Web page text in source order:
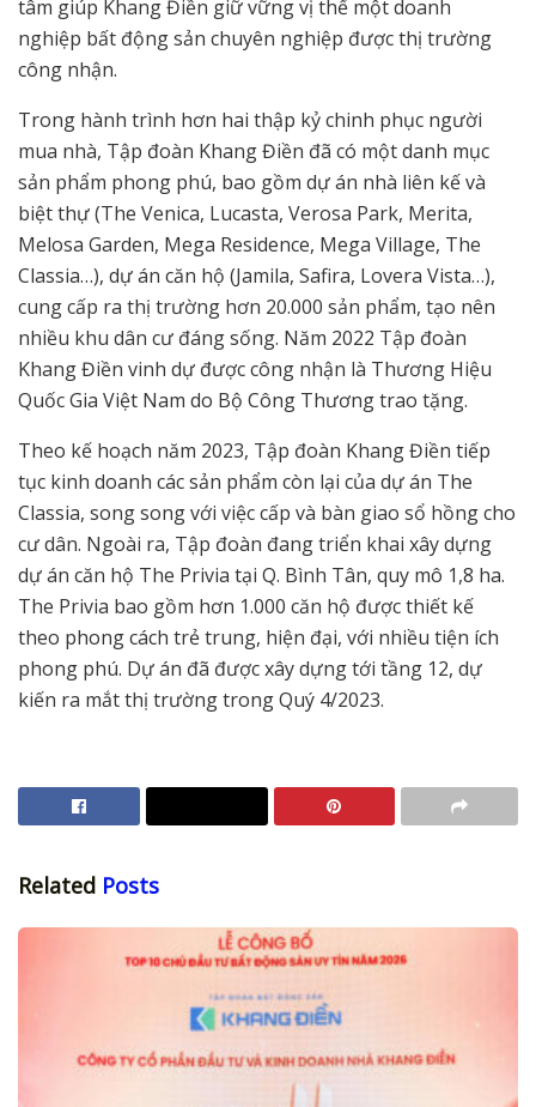
tâm giúp Khang Điền giữ vững vị thế một doanh
nghiệp bất động sản chuyên nghiệp được thị trường
công nhận.
Trong hành trình hơn hai thập kỷ chinh phục người
mua nhà, Tập đoàn Khang Điền đã có một danh mục
sản phẩm phong phú, bao gồm dự án nhà liên kế và
biệt thự (The Venica, Lucasta, Verosa Park, Merita,
Melosa Garden, Mega Residence, Mega Village, The
Classia…), dự án căn hộ (Jamila, Safira, Lovera Vista…),
cung cấp ra thị trường hơn 20.000 sản phẩm, tạo nên
nhiều khu dân cư đáng sống. Năm 2022 Tập đoàn
Khang Điền vinh dự được công nhận là Thương Hiệu
Quốc Gia Việt Nam do Bộ Công Thương trao tặng.
Theo kế hoạch năm 2023, Tập đoàn Khang Điền tiếp
tục kinh doanh các sản phẩm còn lại của dự án The
Classia, song song với việc cấp và bàn giao sổ hồng cho
cư dân. Ngoài ra, Tập đoàn đang triển khai xây dựng
dự án căn hộ The Privia tại Q. Bình Tân, quy mô 1,8 ha.
The Privia bao gồm hơn 1.000 căn hộ được thiết kế
theo phong cách trẻ trung, hiện đại, với nhiều tiện ích
phong phú. Dự án đã được xây dựng tới tầng 12, dự
kiến ra mắt thị trường trong Quý 4/2023.
Related Posts